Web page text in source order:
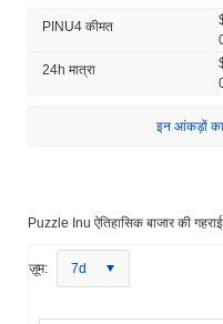
PINU4 कीमत
24h मात्रा
इन आंकड़ों
Puzzle Inu ऐतिहासिक बाजार की
ज़ूम: 7d